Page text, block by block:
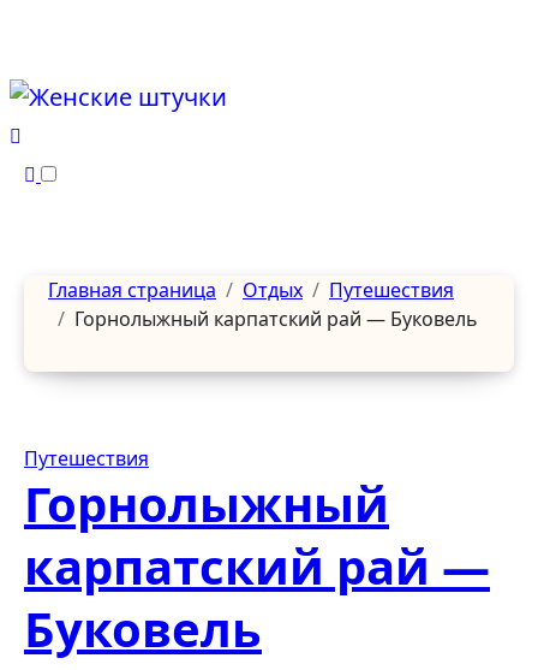
Главная страница Отдых
Путешествия
Горнолыжный карпатский рай — Буковель
Путешествия
Горнолыжный
карпатский рай —
Буковель